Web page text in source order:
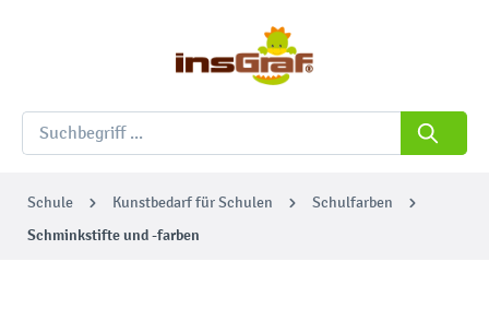
Schule Kunstbedarf für Schulen Schulfarben
Schminkstifte und -farben